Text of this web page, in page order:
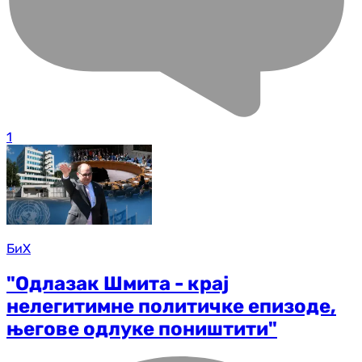
1
БиХ
"Одлазак Шмита - крај
нелегитимне политичке епизоде,
његове одлуке поништити"